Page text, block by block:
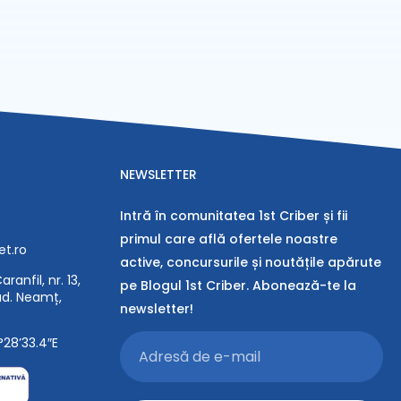
nr. 13,
Neamț,
NEWSLETTER
Intră în comunitatea 1st Criber și fii
primul care află ofertele noastre
active, concursurile și noutățile apărute
pe Blogul 1st Criber. Abonează-te la
newsletter!